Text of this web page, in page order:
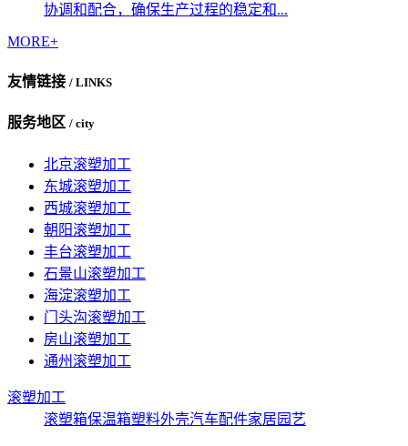
协调和配合，确保生产过程的稳定和...
MORE+
友情链接 / LINKS
服务地区 / city
北京滚塑加工
东城滚塑加工
西城滚塑加工
朝阳滚塑加工
丰台滚塑加工
石景山滚塑加工
海淀滚塑加工
门头沟滚塑加工
房山滚塑加工
通州滚塑加工
滚塑加工
滚塑箱保温箱塑料外壳汽车配件家居园艺